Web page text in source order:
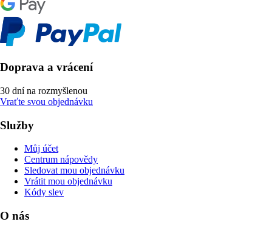
Doprava a vrácení
30 dní na rozmyšlenou
Vraťte svou objednávku
Služby
Můj účet
Centrum nápovědy
Sledovat mou objednávku
Vrátit mou objednávku
Kódy slev
O nás